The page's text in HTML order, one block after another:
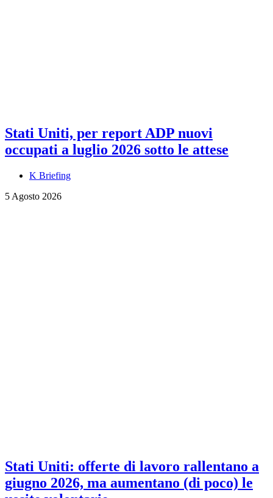
Stati Uniti, per report ADP nuovi
occupati a luglio 2026 sotto le attese
K Briefing
5 Agosto 2026
Stati Uniti: offerte di lavoro rallentano a
giugno 2026, ma aumentano (di poco) le